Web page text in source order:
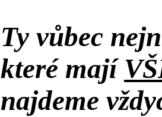
Ty vůbec
které mají
najdeme